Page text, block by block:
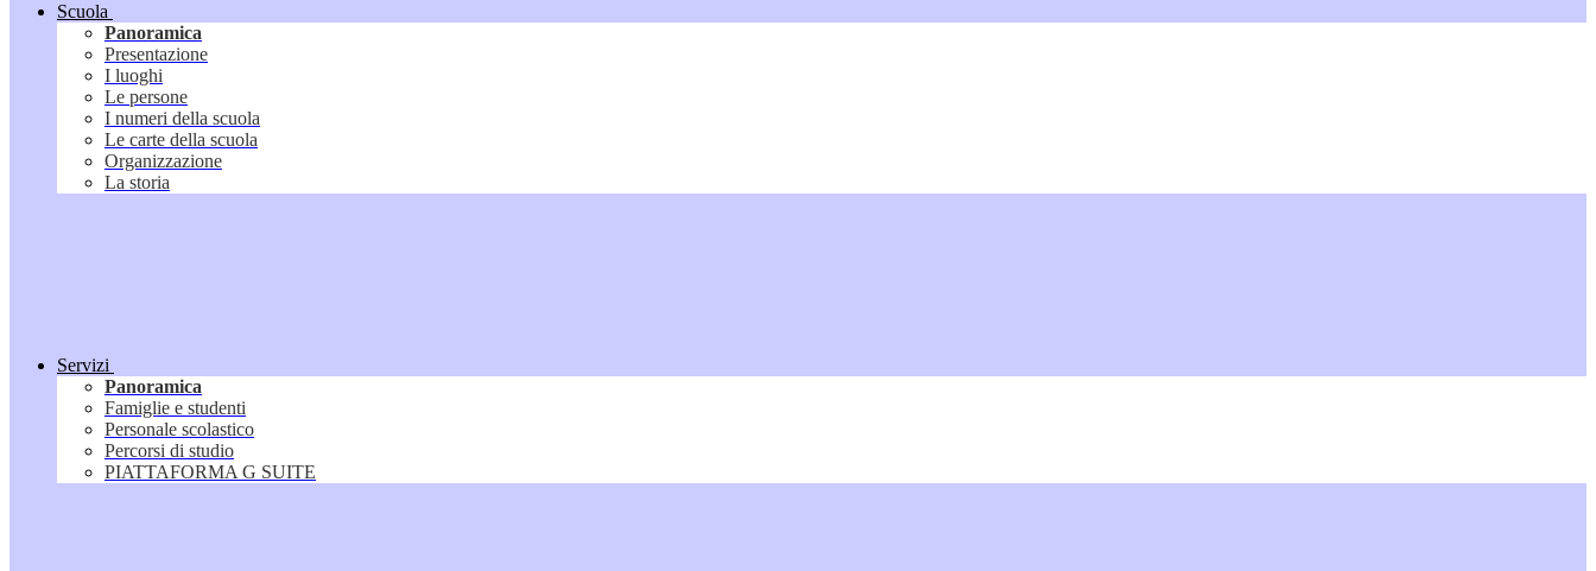
Scuola
Panoramica
Presentazione
I luoghi
Le persone
I numeri della scuola
Le carte della scuola
Organizzazione
La storia
Servizi
Panoramica
Famiglie e studenti
Personale scolastico
Percorsi di studio
PIATTAFORMA G SUITE